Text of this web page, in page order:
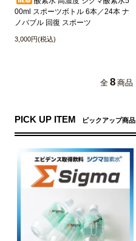
00ml スポーツボトル 6本／24本 ナ
ノバブル 回復 スポーツ
3,000円(税込)
全 8 商品
PICK UP ITEM ピックアップ商品